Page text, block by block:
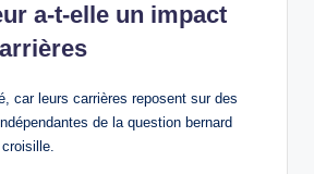
a-t-elle un impact
car leurs carrières reposent sur des
de la question bernard